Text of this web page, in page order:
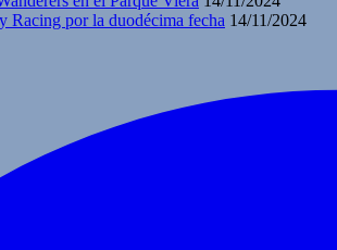
Racing por la duodécima fecha 14/11/2024